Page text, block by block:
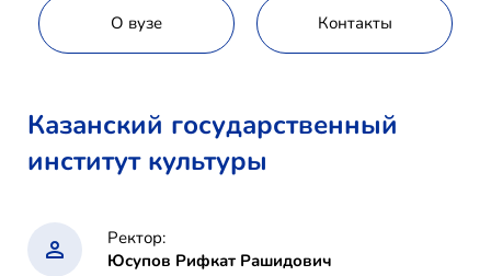
О вузе Контакты
Казанский государственный
институт культуры
Ректор:
Юсупов Рифкат Рашидович